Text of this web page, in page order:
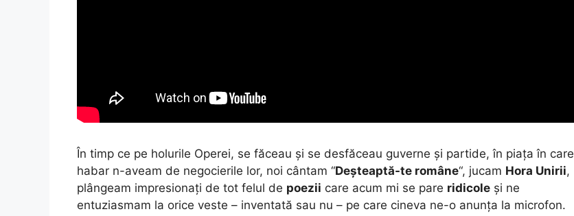
În timp ce pe holurile Operei, se făceau și se desfăceau guverne și partide, în piața în care
habar n-aveam de negocierile lor, noi cântam “Deșteaptă-te române“, jucam Hora Unirii,
plângeam impresionați de tot felul de poezii care acum mi se pare ridicole și ne
entuziasmam la orice veste – inventată sau nu – pe care cineva ne-o anunța la microfon.